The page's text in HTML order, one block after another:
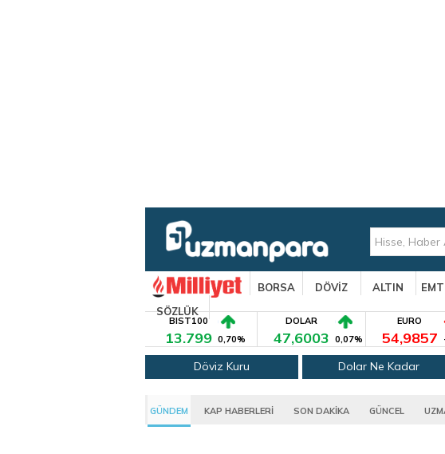
BORSA DÖVİZ ALTIN
SÖZLÜK
BIST100
13.799 0,70%
DOLAR
47,6003 0,07%
EURO
54,9857
Döviz Kuru Dolar Ne Kadar
GÜNDEM KAP HABERLERİ SON DAKİKA GÜNCEL